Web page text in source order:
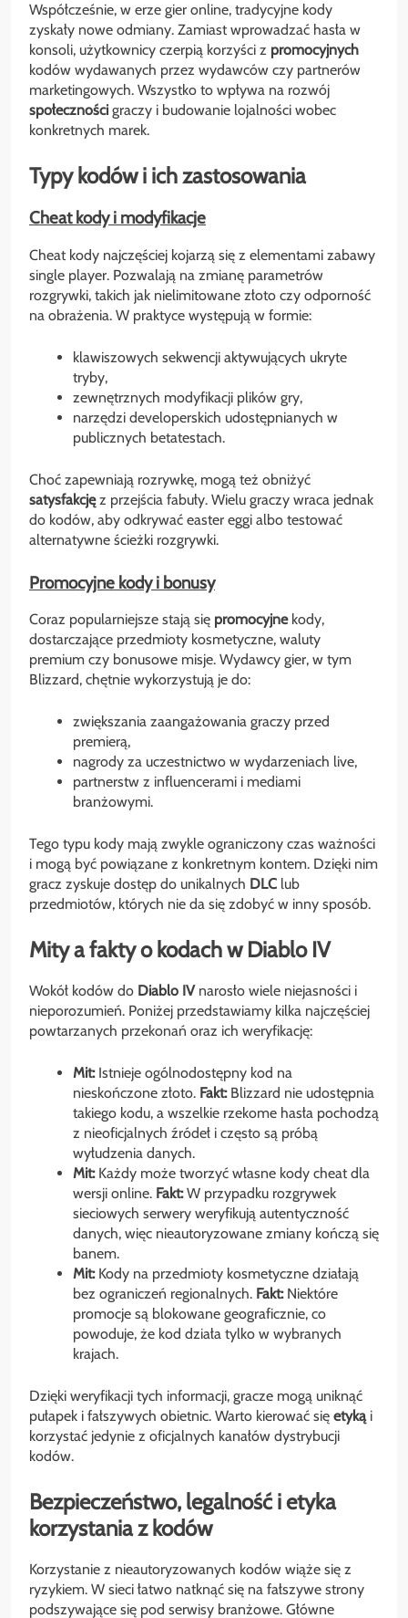
Współcześnie, w erze gier online, tradycyjne kody
zyskały nowe odmiany. Zamiast wprowadzać hasła w
konsoli, użytkownicy czerpią korzyści z promocyjnych
kodów wydawanych przez wydawców czy partnerów
marketingowych. Wszystko to wpływa na rozwój
społeczności graczy i budowanie lojalności wobec
konkretnych marek.
Typy kodów i ich zastosowania
Cheat kody i modyfikacje
Cheat kody najczęściej kojarzą się z elementami zabawy
single player. Pozwalają na zmianę parametrów
rozgrywki, takich jak nielimitowane złoto czy odporność
na obrażenia. W praktyce występują w formie:
klawiszowych sekwencji aktywujących ukryte
tryby,
zewnętrznych modyfikacji plików gry,
narzędzi developerskich udostępnianych w
publicznych betatestach.
Choć zapewniają rozrywkę, mogą też obniżyć
satysfakcjęz przejścia fabuły. Wielu graczy wraca jednak
do kodów, aby odkrywać easter eggi albo testować
alternatywne ścieżki rozgrywki.
Promocyjne kody i bonusy
Coraz popularniejsze stają się promocyjnekody,
dostarczające przedmioty kosmetyczne, waluty
premium czy bonusowe misje. Wydawcy gier, w tym
Blizzard, chętnie wykorzystują je do:
zwiększania zaangażowania graczy przed
premierą,
nagrody za uczestnictwo w wydarzeniach live,
partnerstw z influencerami i mediami
branżowymi.
Tego typu kody mają zwykle ograniczony czas ważności
i mogą być powiązane z konkretnym kontem. Dzięki nim
gracz zyskuje dostęp do unikalnych DLC lub
przedmiotów, których nie da się zdobyć w inny sposób.
Mity a fakty o kodach w Diablo IV
Wokół kodów do Diablo IVnarosło wiele niejasności i
nieporozumień. Poniżej przedstawiamy kilka najczęściej
powtarzanych przekonań oraz ich weryfikację:
Mit:Istnieje ogólnodostępny kod na
nieskończone złoto. Fakt:Blizzard nie udostępnia
takiego kodu, a wszelkie rzekome hasła pochodzą
z nieoficjalnych źródeł i często są próbą
wyłudzenia danych.
Mit:Każdy może tworzyć własne kody cheat dla
wersji online. Fakt:W przypadku rozgrywek
sieciowych serwery weryfikują autentyczność
danych, więc nieautoryzowane zmiany kończą się
banem.
Mit:Kody na przedmioty kosmetyczne działają
bez ograniczeń regionalnych. Fakt:Niektóre
promocje są blokowane geograficznie, co
powoduje, że kod działa tylko w wybranych
krajach.
Dzięki weryfikacji tych informacji, gracze mogą uniknąć
pułapek i fałszywych obietnic. Warto kierować się etykąi
korzystać jedynie z oficjalnych kanałów dystrybucji
kodów.
Bezpieczeństwo, legalność i etyka
korzystania z kodów
Korzystanie z nieautoryzowanych kodów wiąże się z
ryzykiem. W sieci łatwo natknąć się na fałszywe strony
podszywające się pod serwisy branżowe. Główne